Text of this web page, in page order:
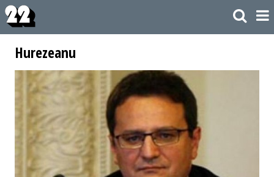
Hurezeanu